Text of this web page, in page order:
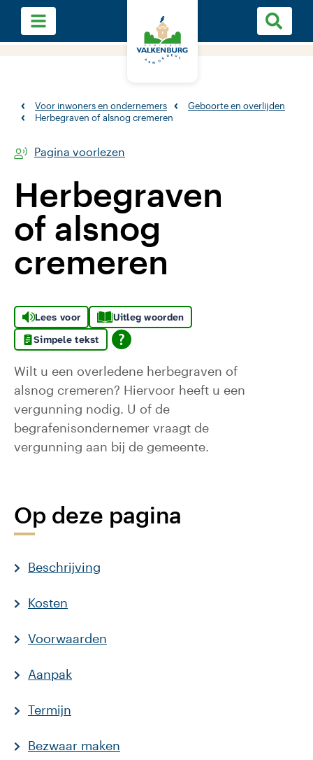
Voor inwoners en ondernemers
Geboorte en overlijden
Herbegraven of alsnog cremeren
Pagina voorlezen
Herbegraven
of alsnog
cremeren
Lees voor
Uitleg woorden
Simpele tekst
Wilt u een overledene herbegraven of
alsnog cremeren? Hiervoor heeft u een
vergunning nodig. U of de
begrafenisondernemer vraagt de
vergunning aan bij de gemeente.
Op deze pagina
Beschrijving
Kosten
Voorwaarden
Aanpak
Termijn
Bezwaar maken